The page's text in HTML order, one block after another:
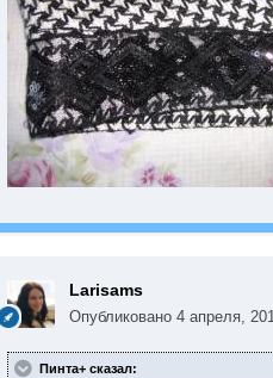
Larisams
Опубликовано 4 апреля,
Пинта+ сказал: